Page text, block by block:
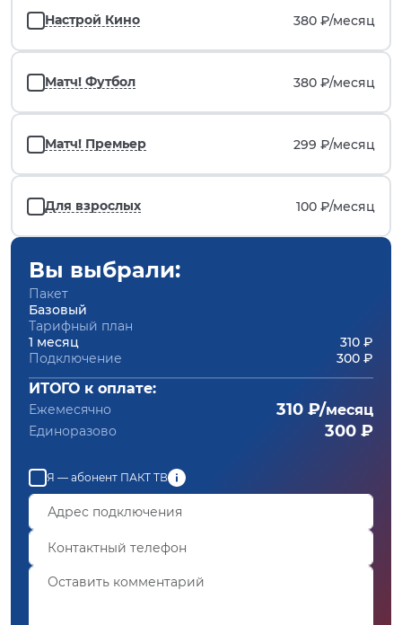
Настрой Кино 380 ₽/месяц
Матч! Футбол 380 ₽/месяц
Матч! Премьер 299 ₽/месяц
Для взрослых 100 ₽/месяц
Вы выбрали:
Пакет
Базовый
Тарифный план
1 месяц
310 ₽
Подключение
300 ₽
ИТОГО к оплате:
Ежемесячно 310 ₽/месяц
Единоразово 300 ₽
Я — абонент ПАКТ ТВ